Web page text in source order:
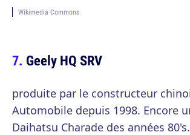
Wikimedia Commons
Geely HQ SRV
produite par le constructeur
Automobile depuis 1998. Encore
Daihatsu Charade des années 80's.